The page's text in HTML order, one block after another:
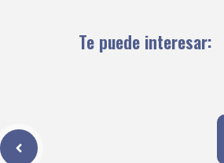
Te puede interesar: